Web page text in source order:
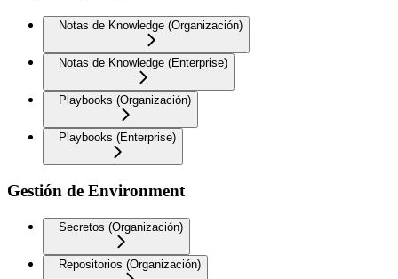
Notas de Knowledge (Organización)
Notas de Knowledge (Enterprise)
Playbooks (Organización)
Playbooks (Enterprise)
Gestión de Environment
Secretos (Organización)
Repositorios (Organización)